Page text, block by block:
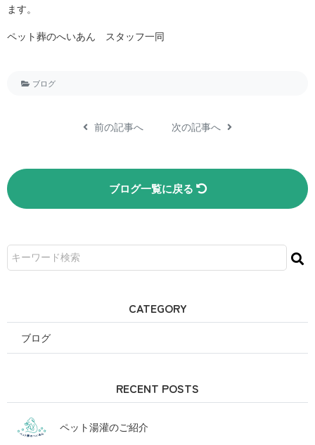
ます。
ペット葬のへいあん スタッフ一同
ブログ
前の記事へ 次の記事へ
ブログ一覧に戻る
CATEGORY
ブログ
RECENT POSTS
ペット湯灌のご紹介